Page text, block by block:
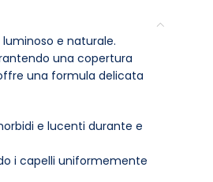
e naturale.
una copertura
una formula delicata
e lucenti durante e
i capelli uniformemente